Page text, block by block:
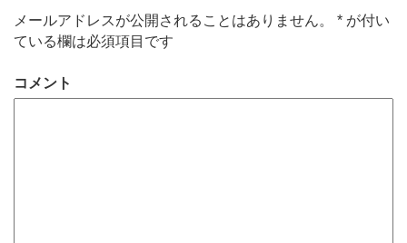
メールアドレスが公開されることはありません。 * が付い
ている欄は必須項目です
コメント